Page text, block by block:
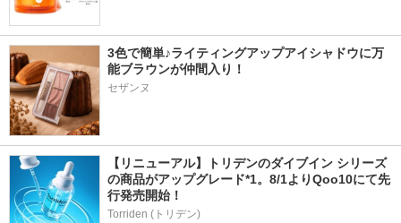
3色で簡単♪ライティングアップアイシャドウに万
能ブラウンが仲間入り！
セザンヌ
【リニューアル】トリデンのダイブイン シリーズ
の商品がアップグレード*1。8/1よりQoo10にて先
行発売開始！
Torriden (トリデン)